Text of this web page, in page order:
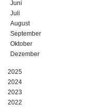
Juni
Juli
August
September
Oktober
Dezember
2025
2024
2023
2022